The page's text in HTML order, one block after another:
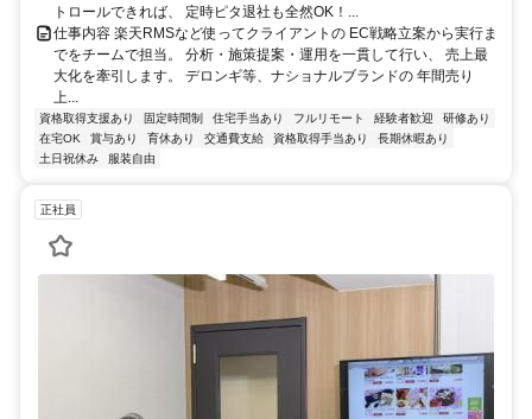
トロールできれば、 定時ピタ退社も全然OK！...
仕事内容 楽天RMSなど使ってクライアントの EC戦略立案から実行ま
でをチームで担当。 分析・施策提案・運用を一貫して行い、 売上最
大化を牽引します。 デロンギ等、ナショナルブランドの 年間売り
上...
資格取得支援あり 固定時間制 住宅手当あり フルリモート 経験者歓迎
研修あり
在宅OK
賞与あり 育休あり 交通費支給 資格取得手当あり
長期休暇あり
土日祝休み
服装自由
正社員